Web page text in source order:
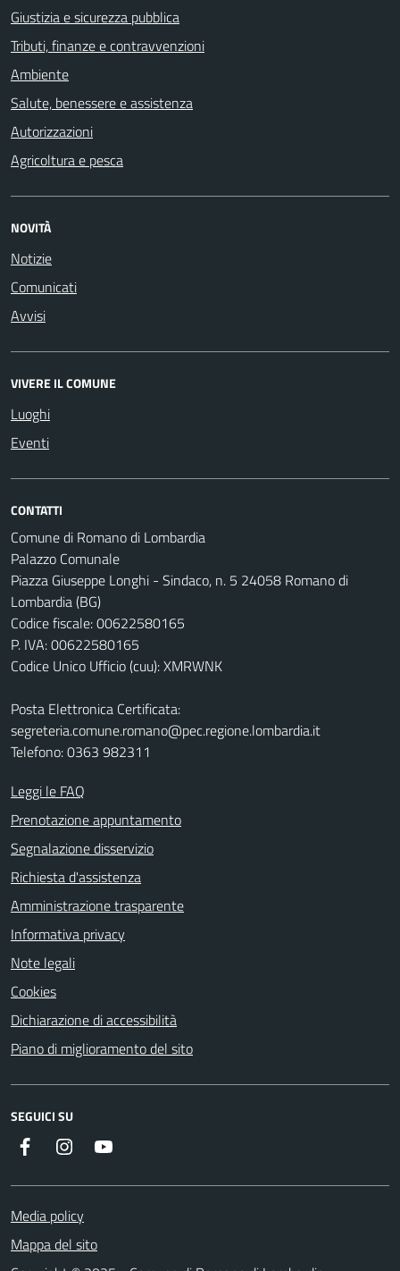
Giustizia e sicurezza pubblica
Tributi, finanze e contravvenzioni
Ambiente
Salute, benessere e assistenza
Autorizzazioni
Agricoltura e pesca
NOVITÀ
Notizie
Comunicati
Avvisi
VIVERE IL COMUNE
Luoghi
Eventi
CONTATTI
Comune di Romano di Lombardia
Palazzo Comunale
Piazza Giuseppe Longhi - Sindaco, n. 5 24058 Romano di
Lombardia (BG)
Codice fiscale: 00622580165
P. IVA: 00622580165
Codice Unico Ufficio (cuu): XMRWNK
Posta Elettronica Certificata:
segreteria.comune.romano@pec.regione.lombardia.it
Telefono: 0363 982311
Leggi le FAQ
Prenotazione appuntamento
Segnalazione disservizio
Richiesta d'assistenza
Amministrazione trasparente
Informativa privacy
Note legali
Cookies
Dichiarazione di accessibilità
Piano di miglioramento del sito
SEGUICI SU
Facebook Instagram
Media policy
Mappa del sito